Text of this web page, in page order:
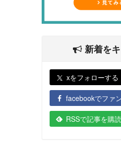
新着を
xをフォローする
facebookでファ
RSSで記事を購